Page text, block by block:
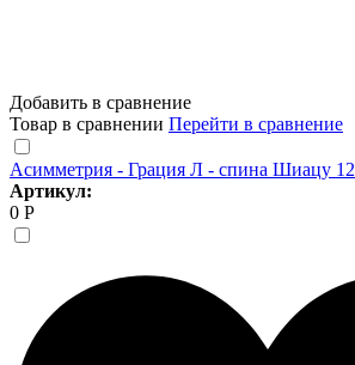
Добавить в сравнение
Товар в сравнении Перейти в сравнение
Асимметрия - Грация Л - спина Шиацу 12
Артикул:
0 Р